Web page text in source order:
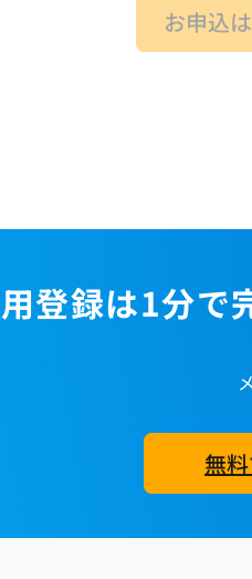
お申込
登録は1分で
無